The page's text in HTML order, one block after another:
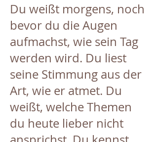
Du weißt morgens, noch
bevor du die Augen
aufmachst, wie sein Tag
werden wird. Du liest
seine Stimmung aus der
Art, wie er atmet. Du
weißt, welche Themen
du heute lieber nicht